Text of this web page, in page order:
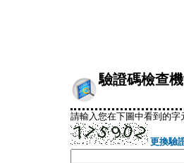
驗證碼檢查機
請輸入您在下圖中看到的字
更換驗